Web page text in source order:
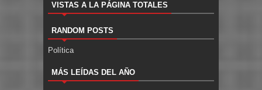
VISTAS A LA PÁGINA TOTALES
RANDOM POSTS
Política
MÁS LEÍDAS DEL AÑO